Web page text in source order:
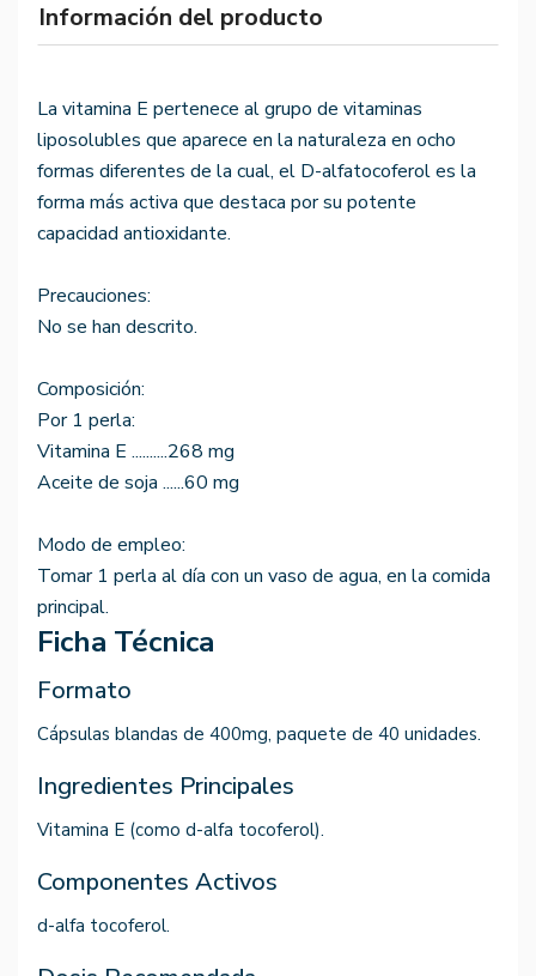
Información del producto
La vitamina E pertenece al grupo de vitaminas
liposolubles que aparece en la naturaleza en ocho
formas diferentes de la cual, el D-alfatocoferol es la
forma más activa que destaca por su potente
capacidad antioxidante.
Precauciones:
No se han descrito.
Composición:
Por 1 perla:
Vitamina E ..........268 mg
Aceite de soja ......60 mg
Modo de empleo:
Tomar 1 perla al día con un vaso de agua, en la comida
principal.
Ficha Técnica
Formato
Cápsulas blandas de 400mg, paquete de 40 unidades.
Ingredientes Principales
Vitamina E (como d-alfa tocoferol).
Componentes Activos
d-alfa tocoferol.